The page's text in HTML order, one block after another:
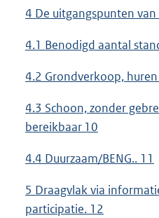
4 De uitgangspunten
4.1 Benodigd aantal
4.2 Grondverkoop,
4.3 Schoon, zonder
bereikbaar 10
4.4 Duurzaam/BENG.. 11
5 Draagvlak via
participatie. 12